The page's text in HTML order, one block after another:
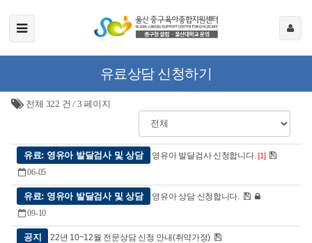
유료상담 신청하기
전체 322 건 / 3 페이지
유료: 영유아 발달검사 및 상담 영유아 발달검사 신청합니다.[1]
06-05
유료: 영유아 발달검사 및 상담
영유아 상담 신청합니다.
09-10
공지
22년 10~12월 전문상담 신청 안내(취약가정)